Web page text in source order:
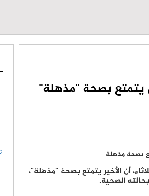
يتمتع بصحة "مذهلة"
أن الأخير يتمتع بصحة "مذهلة"،
الصحية.